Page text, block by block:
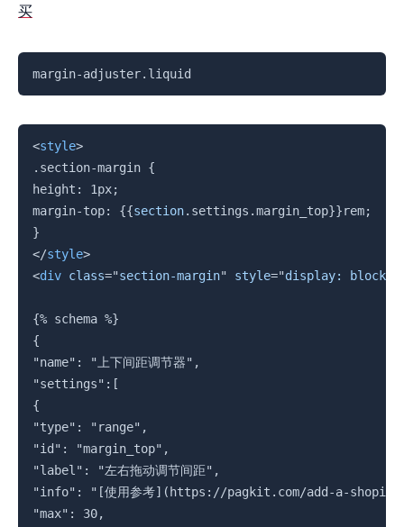
买
margin-adjuster.liquid
<style>
.section-margin {
height: 1px;
margin-top: {{section. settings .margin_top}}rem;
</style>
<div class="section-margin" style="display: block;
{% schema %}
{
"name": "上下间距调节器",
"settings":[
{
"type": "range",
"id": "margin_top",
"label": "左右拖动调节间距",
"info": "[使用参考](https://pagkit.com/add-a-
"max": 30,